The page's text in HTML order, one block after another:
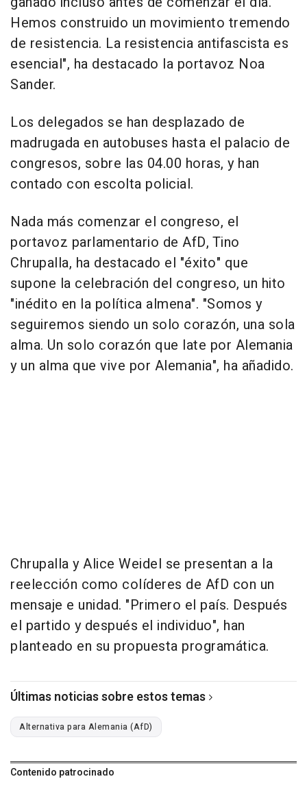
Hemos construido un movimiento tremendo
de resistencia. La resistencia antifascista es
esencial", ha destacado la portavoz Noa
Sander.
Los delegados se han desplazado de
madrugada en autobuses hasta el palacio de
congresos, sobre las 04.00 horas, y han
contado con escolta policial.
Nada más comenzar el congreso, el
portavoz parlamentario de AfD, Tino
Chrupalla, ha destacado el "éxito" que
supone la celebración del congreso, un hito
"inédito en la política almena". "Somos y
seguiremos siendo un solo corazón, una sola
alma. Un solo corazón que late por Alemania
y un alma que vive por Alemania", ha añadido.
Chrupalla y Alice Weidel se presentan a la
reelección como colíderes de AfD con un
mensaje e unidad. "Primero el país. Después
el partido y después el individuo", han
planteado en su propuesta programática.
Últimas noticias sobre estos temas
Alternativa para Alemania (AfD)
Contenido patrocinado